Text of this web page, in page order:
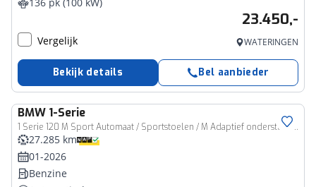
23.450,-
Vergelijk WATERINGEN
Bekijk details Bel aanbieder
BMW 1-Serie
1 Serie 120 M Sport Automaat / Sportstoelen / M Adaptief onderstel / Achteruitrijcamera / Stoelverwarming / Getint glas
27.285 km
01-2026
Benzine